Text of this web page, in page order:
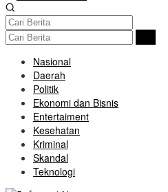
Nasional
Daerah
Politik
Ekonomi dan Bisnis
Entertaiment
Kesehatan
Kriminal
Skandal
Teknologi